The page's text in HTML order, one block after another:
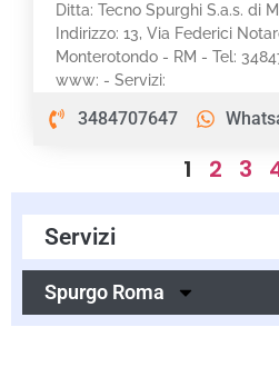
Ditta: Tecno Spurghi S.a.s. di
Indirizzo: 13, Via Federici
Monterotondo - RM - Tel:
www: - Servizi:
3484707647
1 2 3
Servizi
Spurgo Roma